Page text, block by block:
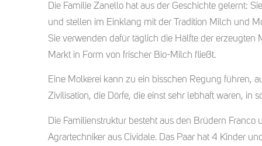
Die Familie Zanello hat aus der Geschichte gelernt:
und stellen im Einklang mit der Tradition Milch und
Sie verwenden dafür täglich die Hälfte der erzeugten
Markt in Form von frischer Bio-Milch fließt.
Eine Molkerei kann zu ein bisschen Regung führen,
Zivilisation, die Dörfe, die einst sehr lebhaft waren, in
Die Familienstruktur besteht aus den Brüdern Franco
Agrartechniker aus Cividale. Das Paar hat 4 Kinder